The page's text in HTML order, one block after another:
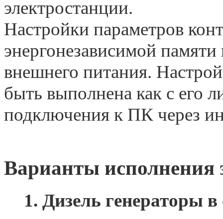
электростанции.
Настройки параметров
энергонезависимой
внешнего питания.
быть выполнена как с его
подключения к ПК через
Варианты исполнения
1. Дизель генераторы